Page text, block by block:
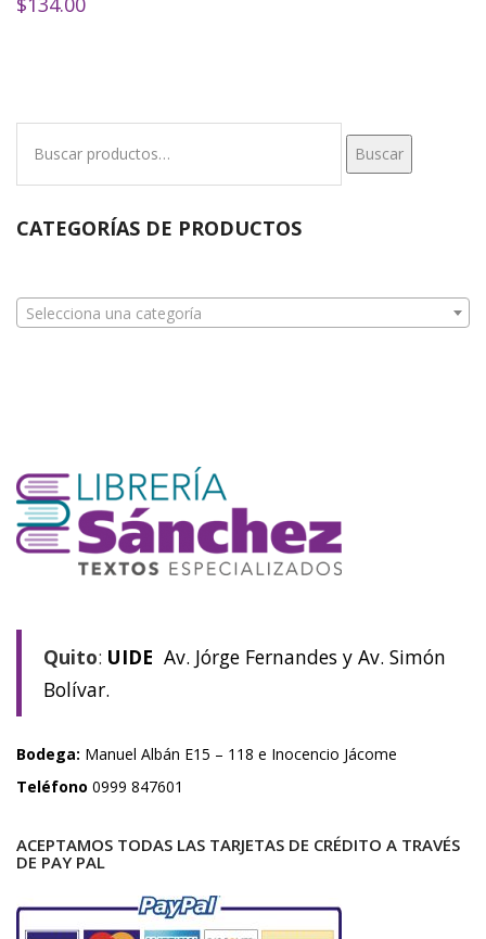
Buscar
CATEGORÍAS DE PRODUCTOS
Selecciona una categoría
Quito: UIDE Av. Jórge Fernandes y Av. Simón
Bolívar.
Bodega: Manuel Albán E15 – 118 e Inocencio Jácome
Teléfono 0999 847601
ACEPTAMOS TODAS LAS TARJETAS DE CRÉDITO A TRAVÉS
DE PAY PAL